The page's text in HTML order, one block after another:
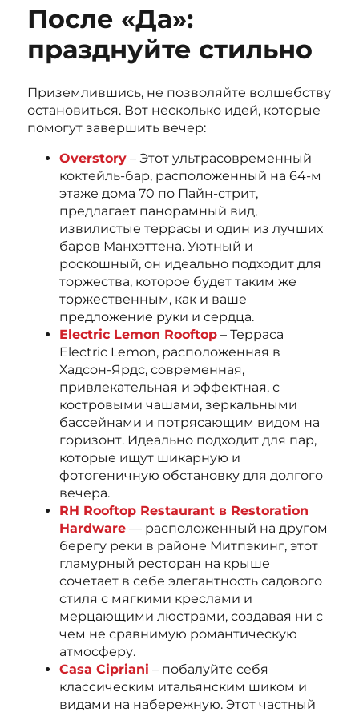
После «Да»:
празднуйте стильно
Приземлившись, не позволяйте волшебству
остановиться. Вот несколько идей, которые
помогут завершить вечер:
Overstory – Этот ультрасовременный
коктейль-бар, расположенный на 64-м
этаже дома 70 по Пайн-стрит,
предлагает панорамный вид,
извилистые террасы и один из лучших
баров Манхэттена. Уютный и
роскошный, он идеально подходит для
торжества, которое будет таким же
торжественным, как и ваше
предложение руки и сердца.
Electric Lemon Rooftop – Терраса
Electric Lemon, расположенная в
Хадсон-Ярдс, современная,
привлекательная и эффектная, с
костровыми чашами, зеркальными
бассейнами и потрясающим видом на
горизонт. Идеально подходит для пар,
которые ищут шикарную и
фотогеничную обстановку для долгого
вечера.
RH Rooftop Restaurant в Restoration
Hardware — расположенный на другом
берегу реки в районе Митпэкинг, этот
гламурный ресторан на крыше
сочетает в себе элегантность садового
стиля с мягкими креслами и
мерцающими люстрами, создавая ни с
чем не сравнимую романтическую
атмосферу.
Casa Cipriani – побалуйте себя
классическим итальянским шиком и
видами на набережную. Этот частный